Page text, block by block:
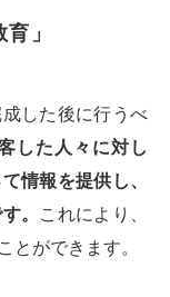
」
した後に行うべ
した人々に対し
情報を提供し、
。 これにより、
とができます。